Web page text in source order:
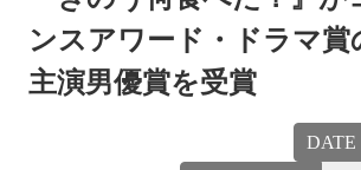
ンスアワード・ドラマ賞
主演男優賞を受賞
DATE